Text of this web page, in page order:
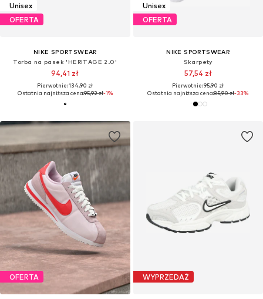
Unisex
OFERTA
NIKE SPORTSWEAR
Torba na pasek 'HERITAGE 2.0'
94,41 zł
Pierwotnie: 134,90 zł
Ostatnia najniższa cena:95,92 zł-1%
Unisex
OFERTA
NIKE SPORTSWEAR
Skarpety
57,54 zł
Pierwotnie: 95,90 zł
Ostatnia najniższa cena:85,90 zł-33%
OFERTA WYPRZEDAŻ